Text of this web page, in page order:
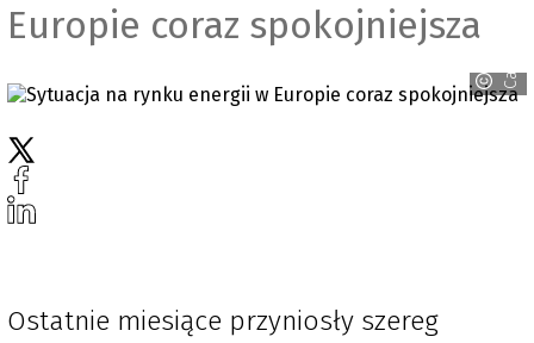
Europie coraz spokojniejsza
Canva
Ostatnie miesiące przyniosły szereg